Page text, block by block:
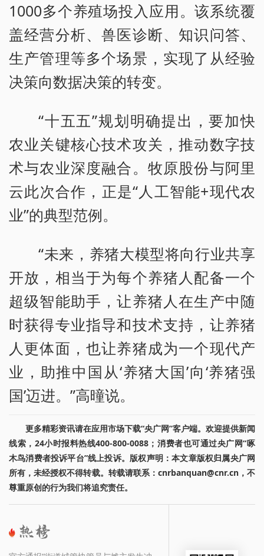
1000多个养殖场投入应用。该系统覆
盖经营分析、兽医诊断、知识问答、
生产管理等多个场景，实现了从经验
决策向数据决策的转变。
“十五五”规划明确提出，要加快
农业关键核心技术攻关，推动数字技
术与农业深度融合。牧原股份与阿里
云此次合作，正是“人工智能+现代农
业”的典型范例。
“未来，养猪大模型将向行业共享
开放，相当于为每个养猪人配备一个
超级智能助手，让养猪人在生产中随
时获得专业指导和技术支持，让养猪
人更体面，也让养猪成为一个现代产
业，助推中国从‘养猪大国’向‘养猪强
国’迈进。”高曈说。
更多精彩资讯请在应用市场下载“央广网”客户端。欢迎提供新闻
线索，24小时报料热线400-800-0088；消费者也可通过央广网“啄
木鸟消费者投诉平台”线上投诉。版权声明：本文章版权归属央广网
所有，未经授权不得转载。转载请联系：cnrbanquan@cnr.cn，不
尊重原创的行为我们将追究责任。